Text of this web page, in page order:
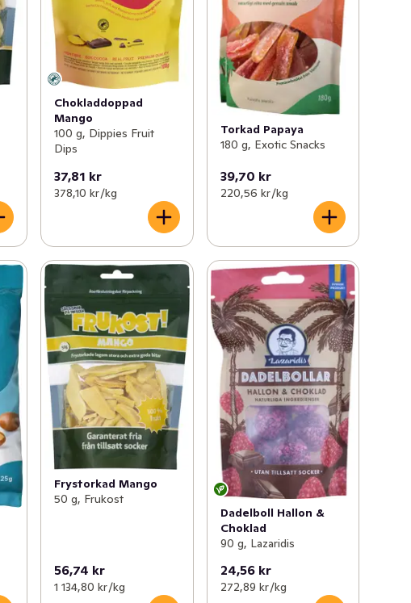
Chokladdoppad
Mango
100 g, Dippies Fruit
Dips
37,81 kr
378,10 kr /kg
Torkad Papaya
180 g, Exotic Snacks
39,70 kr
220,56 kr /kg
Frystorkad Mango
50 g, Frukost
56,74 kr
1 134,80 kr /kg
Dadelboll Hallon &
Choklad
90 g, Lazaridis
24,56 kr
272,89 kr /kg